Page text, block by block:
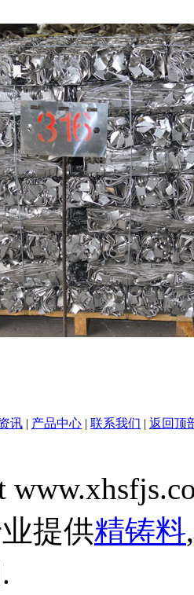
讯 | 产品中心 | 联系我们 | 返回顶
提供精铸料,